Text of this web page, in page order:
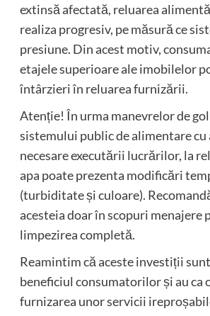
extinsă afectată, reluarea
realiza progresiv, pe măsură ce
presiune. Din acest motiv,
etajele superioare ale imobilelor
întârzieri în reluarea furnizării.
Atenție! În urma manevrelor de
sistemului public de alimentare
necesare executării lucrărilor, la
apa poate prezenta modificări
(turbiditate și culoare).
acesteia doar în scopuri menajere
limpezirea completă.
Reamintim că aceste investiții
beneficiul consumatorilor și au ca
furnizarea unor servicii